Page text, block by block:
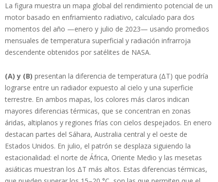
La figura muestra un mapa global del rendimiento potencial de un
motor basado en enfriamiento radiativo, calculado para dos
momentos del año —enero y julio de 2023— usando promedios
mensuales de temperatura superficial y radiación infrarroja
descendente obtenidos por satélites de NASA.
(A) y (B) presentan la diferencia de temperatura (ΔT) que podría
lograrse entre un radiador expuesto al cielo y una superficie
terrestre. En ambos mapas, los colores más claros indican
mayores diferencias térmicas, que se concentran en zonas
áridas, altiplanos y regiones frías con cielos despejados. En enero
destacan partes del Sáhara, Australia central y el oeste de
Estados Unidos. En julio, el patrón se desplaza siguiendo la
estacionalidad: el norte de África, Oriente Medio y las mesetas
asiáticas muestran los ΔT más altos. Estas diferencias térmicas,